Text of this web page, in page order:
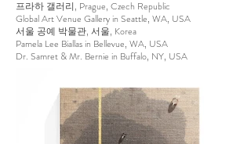
프라하 갤러리, Prague, Czech Republic
Global Art Venue Gallery in Seattle, WA, USA
서울 공예 박물관, 서울, Korea
Pamela Lee Biallas in Bellevue, WA, USA
Dr. Samret & Mr. Bernie in Buffalo, NY, USA